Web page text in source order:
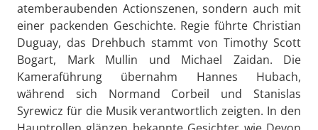
atemberaubenden Actionszenen, sondern auch mit
einer packenden Geschichte. Regie führte Christian
Duguay, das Drehbuch stammt von Timothy Scott
Bogart, Mark Mullin und Michael Zaidan. Die
Kameraführung übernahm Hannes Hubach,
während sich Normand Corbeil und Stanislas
Syrewicz für die Musik verantwortlich zeigten. In den